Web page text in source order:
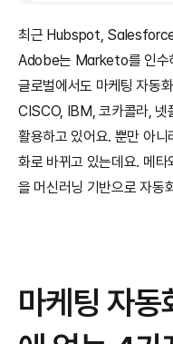
최근 Hubspot,
Adobe는 Marketo를 인수
글로벌에서도 마케팅 자동
CISCO, IBM, 코카콜라, 넷
활용하고 있어요. 뿐만 아
화로 바뀌고 있는데요. 메
을 머신러닝 기반으로 자동
마케팅 자동